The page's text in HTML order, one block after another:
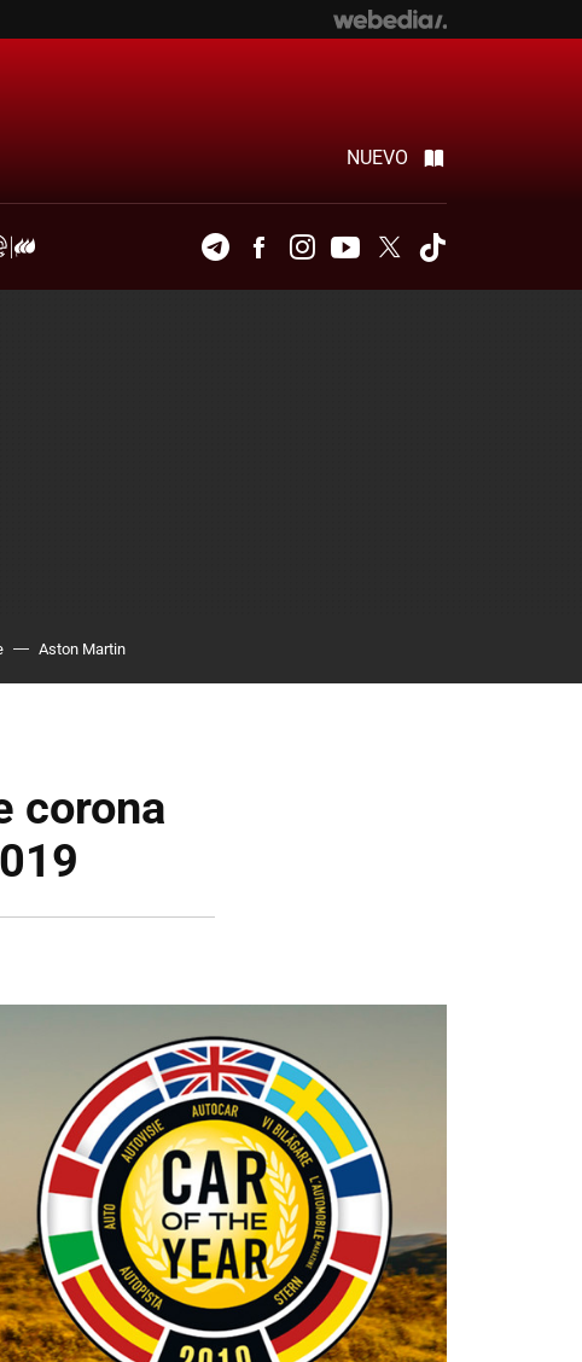
NUEVO
TelegramFacebookInstagramYoutubeTwitter
Aston Martin
corona